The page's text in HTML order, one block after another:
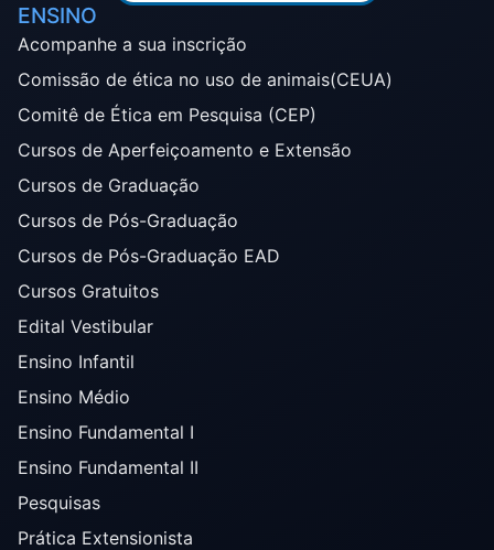
ENSINO
Acompanhe a sua inscrição
Comissão de ética no uso de animais(CEUA)
Comitê de Ética em Pesquisa (CEP)
Cursos de Aperfeiçoamento e Extensão
Cursos de Graduação
Cursos de Pós-Graduação
Cursos de Pós-Graduação EAD
Cursos Gratuitos
Edital Vestibular
Ensino Infantil
Ensino Médio
Ensino Fundamental I
Ensino Fundamental II
Pesquisas
Prática Extensionista